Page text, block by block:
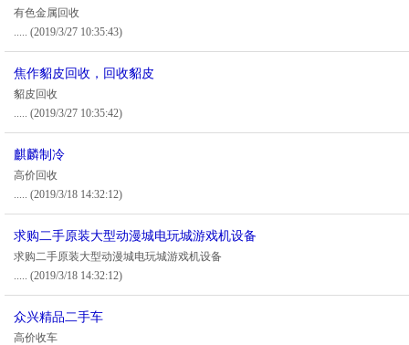
有色金属回收
..... (2019/3/27 10:35:43)
焦作貂皮回收，回收貂皮
貂皮回收
..... (2019/3/27 10:35:42)
麒麟制冷
高价回收
..... (2019/3/18 14:32:12)
求购二手原装大型动漫城电玩城游戏机设备
求购二手原装大型动漫城电玩城游戏机设备
..... (2019/3/18 14:32:12)
众兴精品二手车
高价收车